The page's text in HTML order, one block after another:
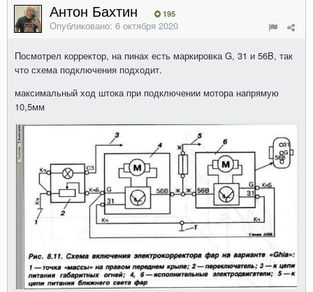
Антон Бахтин 195
Опубликовано: 6 октября 2020
Посмотрел корректор, на пинах есть маркировка G, 31 и 56B, так
что схема подключения подходит.
максимальный ход штока при подключении мотора напрямую
10,5мм